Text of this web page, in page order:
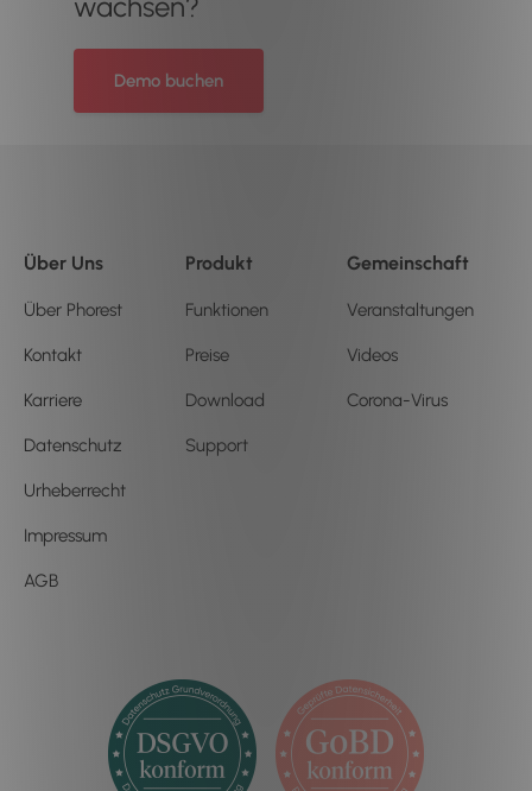
Demo buchen
Über Uns
Über Phorest
Kontakt
Karriere
Datenschutz
Urheberrecht
Impressum
AGB
Produkt
Funktionen
Preise
Download
Support
Gemeinschaft
Veranstaltungen
Videos
Corona-Virus